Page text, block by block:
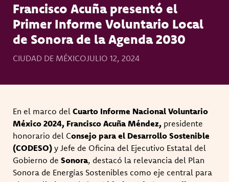
Francisco Acuña presentó el
Primer Informe Voluntario Local
de Sonora de la Agenda 2030
CIUDAD DE MÉXICOJULIO 12, 2024
En el marco del Cuarto Informe Nacional Voluntario
México 2024, Francisco Acuña Méndez, presidente
honorario del Consejo para el Desarrollo Sostenible
(CODESO) y Jefe de Oficina del Ejecutivo Estatal del
Gobierno de Sonora, destacó la relevancia del Plan
Sonora de Energías Sostenibles como eje central para